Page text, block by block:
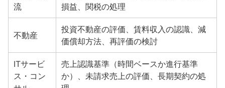
流
損益、関税の処理
不動産
投資不動産の評価、賃料収入の認識、減
価償却方法、再評価の検討
ITサービ
ス・コン
売上認識基準（時間ベースか進行基準
か）、未請求売上の評価、長期契約の処